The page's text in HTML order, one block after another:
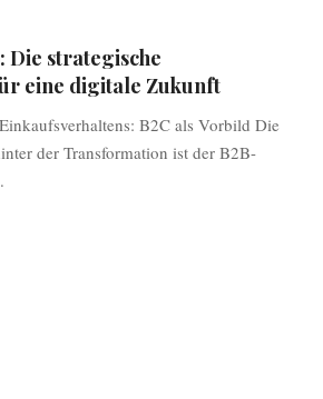
Die strategische
eine digitale Zukunft
B2C als Vorbild Die
der Transformation ist der B2B-